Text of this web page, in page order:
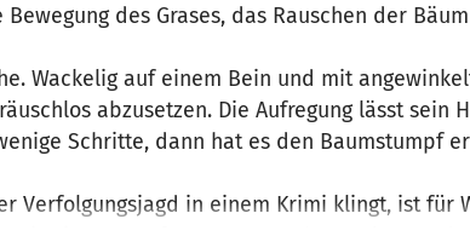
des Grases, das Rauschen der
Wackelig auf einem Bein und mit
abzusetzen. Die Aufregung lässt sein
Schritte, dann hat es den Baumstumpf
Verfolgungsjagd in einem Krimi klingt, ist für